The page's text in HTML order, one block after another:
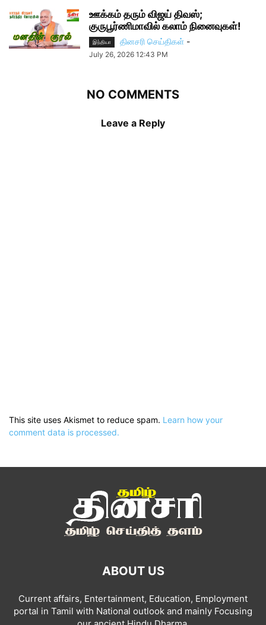
ஊக்கம் தரும் விஜய் திவஸ்;
குருபூர்ணிமாவில் கலாம் நினைவுகள்!
இந்தியா தினசரி செய்திகள் -
July 26, 2026 12:43 PM
NO COMMENTS
Leave a Reply
This site uses Akismet to reduce spam. Learn how your
comment data is processed.
ABOUT US
Current affairs, Entertainment, Education, Employment
portal in Tamil with National outlook and mainly Focusing